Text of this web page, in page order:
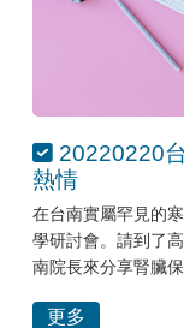
20220220
熱情
在台南實屬罕見的
學研討會。請到了
南院長來分享腎臟
更多